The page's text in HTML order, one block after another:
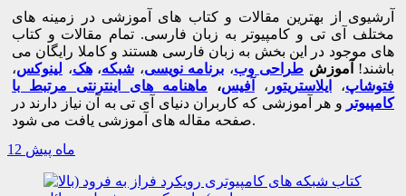
آرشیوی از بهترین مقالات و کتاب های آموزشی در زمینه های
مختلف آی تی و کامپیوتر به زبان فارسی. تمام مقالات و کتاب
های موجود در این بخش به زبان فارسی هستند و کاملا رایگان می
باشند!
آموزش طراحی وب، برنامه نویسی، شبکه،هک، لینوکس،
فتوشاپ، ایلاستریتور ، آفیس، ماهنامه های اینترنتی مرتبط با
کامپیوتر و هر آموزشی که کاربران دنیای آی تی به آن نیاز دارند در
صفحه مقاله های آموزشی یافت می شود.
زیرمجموعه های مربوط به دسته بندی مقاله های آموزشی:
اینترنتی6- درسی – دانشگاهی
12 ماه پیش